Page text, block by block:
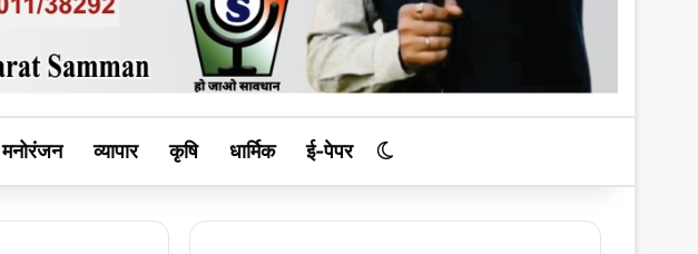
मनोरंजन व्यापार कृषि धार्मिक ई-पेपर Switch skin